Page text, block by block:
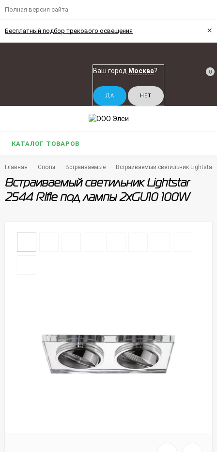
Полная версия сайта
Бесплатный подбор трекового освещения ×
Ваш город Москва? 0
КАТАЛОГ ТОВАРОВ
Главная Споты Встраиваемые Встраиваемый светильник
Встраиваемый светильник Lightstar
2544 Rifle под лампы 2xGU10 100W